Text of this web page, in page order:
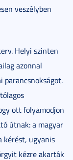
veszélyben
Helyi szinten
azonnal
ott folyamodjon
útnak: a magyar
kérést, ugyanis
kézre akarták